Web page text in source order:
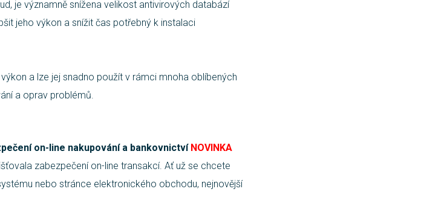
je významně snížena velikost antivirových databází
jeho výkon a snížit čas potřebný k instalaci
a lze jej snadno použít v rámci mnoha oblíbených
a oprav problémů.
on-line nakupování a bankovnictví NOVINKA
zabezpečení on-line transakcí. Ať už se chcete
nebo stránce elektronického obchodu, nejnovější